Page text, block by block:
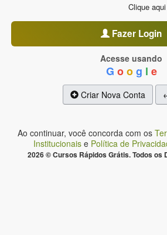
Clique
Fazer Login
Acesse usando
G o o g l e
Criar Nova Conta
Ao continuar, você concorda com os
Institucionais e Política de
2026 © Cursos Rápidos Grátis. Todos os